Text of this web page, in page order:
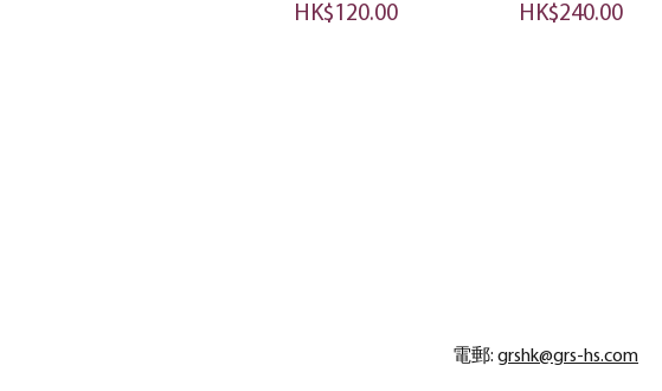
價格
HK$120.00 價格
HK$240.00
電郵: grshk@grs-hs.com